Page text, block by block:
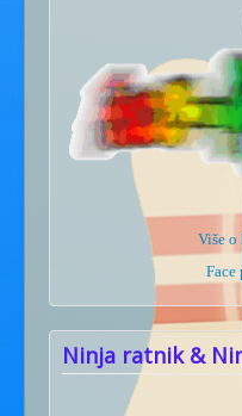
Više o
Face
Ninja ratnik &